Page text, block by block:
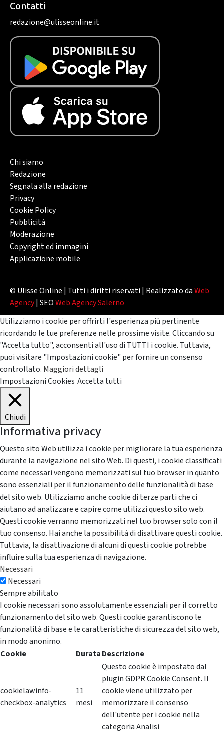
Contatti
redazione@ulisseonline.it
Chi siamo
Redazione
Segnala alla redazione
Privacy
Cookie Policy
Pubblicità
Moderazione
Copyright ed immagini
Applicazione mobile
© Ulisse Online | Tutti i diritti riservati | Realizzato daWeb
Agency| SEOWeb Agency Salerno
Utilizziamo i cookie per offrirti l'esperienza più pertinente
ricordando le tue preferenze nelle prossime visite. Cliccando su
"Accetta tutto", acconsenti all'uso di TUTTI i cookie. Tuttavia,
puoi visitare "Impostazioni cookie" per fornire un consenso
controllato. Maggiori dettagli
Impostazioni Cookies Accetta tutti
Chiudi
Informativa privacy
Questo sito Web utilizza i cookie per migliorare la tua esperienza
durante la navigazione nel sito Web. Di questi, i cookie classificati
come necessari vengono memorizzati sul tuo browser in quanto
sono essenziali per il funzionamento delle funzionalità di base
del sito web. Utilizziamo anche cookie di terze parti che ci
aiutano ad analizzare e capire come utilizzi questo sito web.
Questi cookie verranno memorizzati nel tuo browser solo con il
tuo consenso. Hai anche la possibilità di disattivare questi cookie.
Tuttavia, la disattivazione di alcuni di questi cookie potrebbe
influire sulla tua esperienza di navigazione.
Necessari
Necessari
Sempre abilitato
I cookie necessari sono assolutamente essenziali per il corretto
funzionamento del sito web. Questi cookie garantiscono le
funzionalità di base e le caratteristiche di sicurezza del sito web,
in modo anonimo.
Cookie
DurataDescrizione
cookielawinfo-
checkbox-analytics
11
mesi
Questo cookie è impostato dal
plugin GDPR Cookie Consent. Il
cookie viene utilizzato per
memorizzare il consenso
dell'utente per i cookie nella
categoria Analisi